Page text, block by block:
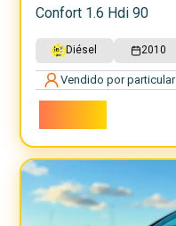
Confort 1.6 Hdi 90
Diésel 2010
Vendido por particular